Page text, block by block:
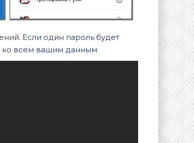
Если один пароль будет
ко всем вашим данным.